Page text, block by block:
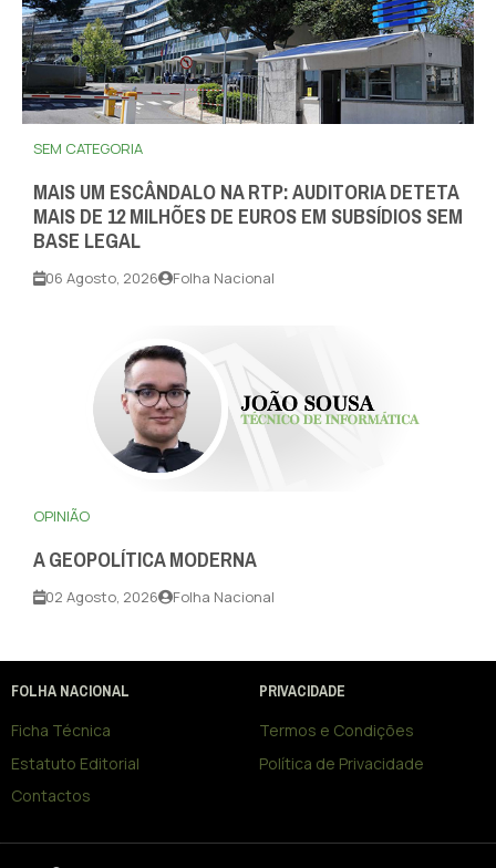
SEM CATEGORIA
MAIS UM ESCÂNDALO NA RTP: AUDITORIA DETETA
MAIS DE 12 MILHÕES DE EUROS EM SUBSÍDIOS SEM
BASE LEGAL
06 Agosto, 2026 Folha Nacional
OPINIÃO
A GEOPOLÍTICA MODERNA
02 Agosto, 2026 Folha Nacional
FOLHA NACIONAL
Ficha Técnica
Estatuto Editorial
Contactos
PRIVACIDADE
Termos e Condições
Política de Privacidade